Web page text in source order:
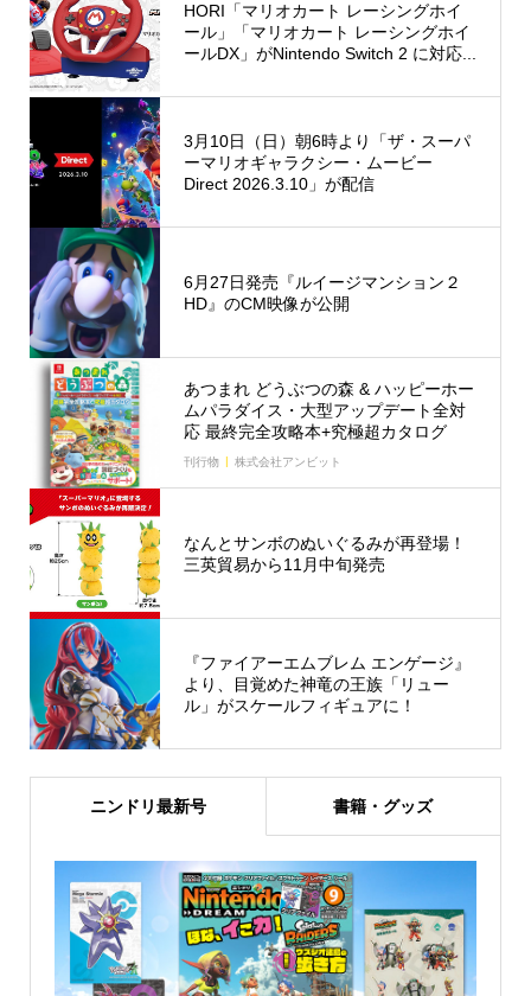
HORI「マリオカート レーシングホイ
ール」「マリオカート レーシングホイ
ールDX」がNintendo Switch 2 に対応...
3月10日（日）朝6時より「ザ・スーパ
ーマリオギャラクシー・ムービー
Direct 2026.3.10」が配信
6月27日発売『ルイージマンション２
HD』のCM映像が公開
あつまれ どうぶつの森 & ハッピーホー
ムパラダイス・大型アップデート全対
応 最終完全攻略本+究極超カタログ
刊行物 株式会社アンビット
なんとサンボのぬいぐるみが再登場！
三英貿易から11月中旬発売
『ファイアーエムブレム エンゲージ』
より、目覚めた神竜の王族「リュー
ル」がスケールフィギュアに！
ニンドリ最新号 書籍・グッズ